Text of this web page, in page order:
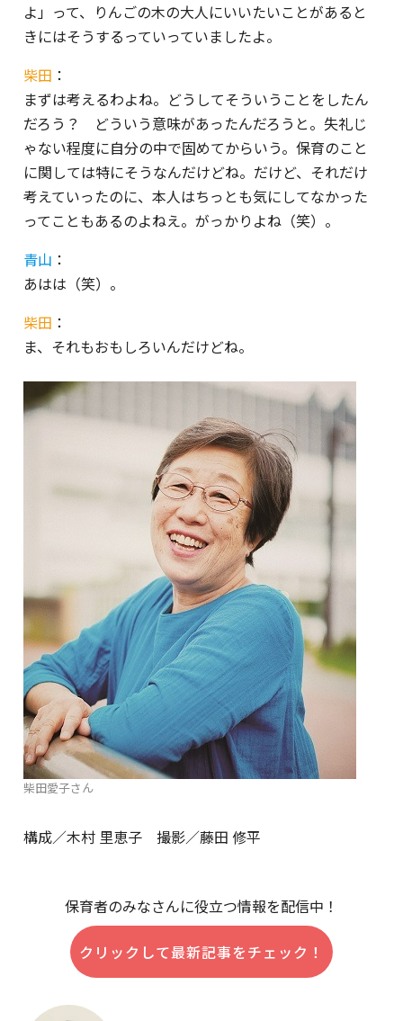
よ」って、りんごの木の大人にいいたいことがあると
きにはそうするっていっていましたよ。
柴田 ：
まずは考えるわよね。どうしてそういうことをしたん
だろう？ どういう意味があったんだろうと。失礼じ
ゃない程度に自分の中で固めてからいう。保育のこと
に関しては特にそうなんだけどね。だけど、それだけ
考えていったのに、本人はちっとも気にしてなかった
ってこともあるのよねえ。がっかりよね（笑）。
青山 ：
あはは（笑）。
柴田 ：
ま、それもおもしろいんだけどね。
柴田愛子さん
構成／木村 里恵子 撮影／藤田 修平
保育者のみなさんに役立つ情報を配信中！
クリックして最新記事をチェック！